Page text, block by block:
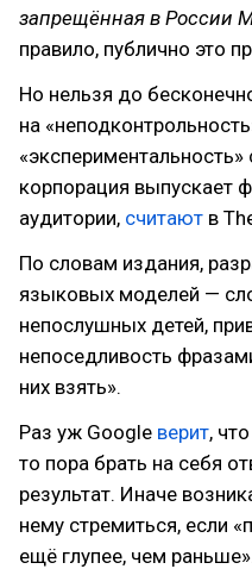
запрещённая в России
правило, публично это
Но нельзя до
на
корпорация выпускает
аудитории, считают в
По словам издания,
языковых моделей —
непослушных детей,
непоседливость
них взять».
Раз уж Google верит,
то пора брать на себя
результат. Иначе
нему стремиться, если
ещё глупее, чем